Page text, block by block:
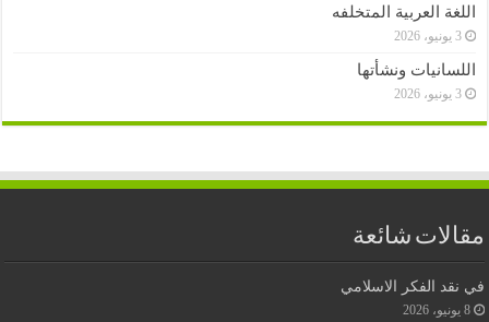
اللغة العربية المتخلفه
3 يونيو، 2026
اللسانيات ونشأتها
3 يونيو، 2026
مقالات شائعة
في نقد الفكر الاسلامي
8 يونيو، 2026